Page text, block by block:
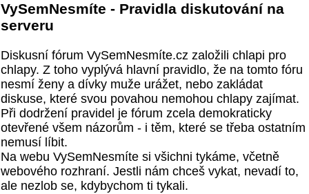
VySemNesmíte - Pravidla diskutování na
serveru
Diskusní fórum VySemNesmíte.cz založili chlapi pro
chlapy. Z toho vyplývá hlavní pravidlo, že na tomto fóru
nesmí ženy a dívky muže urážet, nebo zakládat
diskuse, které svou povahou nemohou chlapy zajímat.
Při dodržení pravidel je fórum zcela demokraticky
otevřené všem názorům - i těm, které se třeba ostatním
nemusí líbit.
Na webu VySemNesmíte si všichni tykáme, včetně
webového rozhraní. Jestli nám chceš vykat, nevadí to,
ale nezlob se, kdybychom ti tykali.